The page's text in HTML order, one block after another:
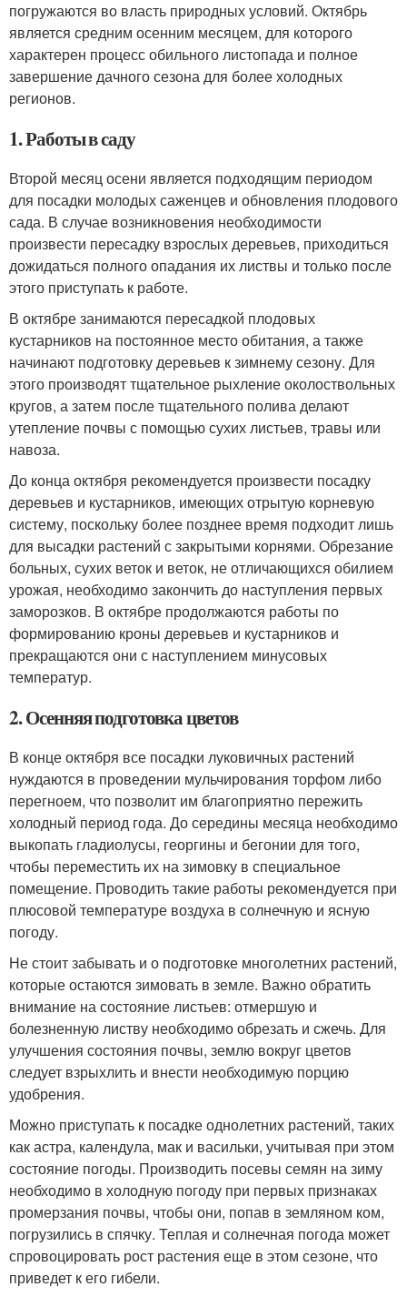
погружаются во власть природных условий. Октябрь
является средним осенним месяцем, для которого
характерен процесс обильного листопада и полное
завершение дачного сезона для более холодных
регионов.
1. Работы в саду
Второй месяц осени является подходящим периодом
для посадки молодых саженцев и обновления плодового
сада. В случае возникновения необходимости
произвести пересадку взрослых деревьев, приходиться
дожидаться полного опадания их листвы и только после
этого приступать к работе.
В октябре занимаются пересадкой плодовых
кустарников на постоянное место обитания, а также
начинают подготовку деревьев к зимнему сезону. Для
этого производят тщательное рыхление околоствольных
кругов, а затем после тщательного полива делают
утепление почвы с помощью сухих листьев, травы или
навоза.
До конца октября рекомендуется произвести посадку
деревьев и кустарников, имеющих отрытую корневую
систему, поскольку более позднее время подходит лишь
для высадки растений с закрытыми корнями. Обрезание
больных, сухих веток и веток, не отличающихся обилием
урожая, необходимо закончить до наступления первых
заморозков. В октябре продолжаются работы по
формированию кроны деревьев и кустарников и
прекращаются они с наступлением минусовых
температур.
2. Осенняя подготовка цветов
В конце октября все посадки луковичных растений
нуждаются в проведении мульчирования торфом либо
перегноем, что позволит им благоприятно пережить
холодный период года. До середины месяца необходимо
выкопать гладиолусы, георгины и бегонии для того,
чтобы переместить их на зимовку в специальное
помещение. Проводить такие работы рекомендуется при
плюсовой температуре воздуха в солнечную и ясную
погоду.
Не стоит забывать и о подготовке многолетних растений,
которые остаются зимовать в земле. Важно обратить
внимание на состояние листьев: отмершую и
болезненную листву необходимо обрезать и сжечь. Для
улучшения состояния почвы, землю вокруг цветов
следует взрыхлить и внести необходимую порцию
удобрения.
Можно приступать к посадке однолетних растений, таких
как астра, календула, мак и васильки, учитывая при этом
состояние погоды. Производить посевы семян на зиму
необходимо в холодную погоду при первых признаках
промерзания почвы, чтобы они, попав в земляном ком,
погрузились в спячку. Теплая и солнечная погода может
спровоцировать рост растения еще в этом сезоне, что
приведет к его гибели.